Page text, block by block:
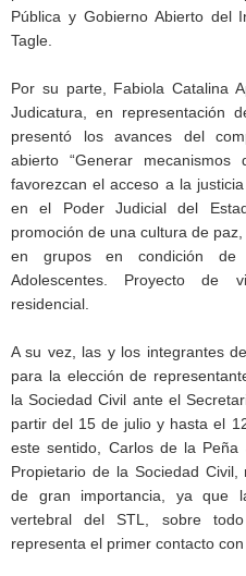
Pública y Gobierno Abierto del
Tagle.
Por su parte, Fabiola Catalina
Judicatura, en representación
presentó los avances del
abierto “Generar
favorezcan el acceso a la
en el Poder Judicial del
promoción de una cultura de
en grupos en condición de
Adolescentes. Proyecto de
residencial.
A su vez, las y los integrantes
para la elección de
la Sociedad Civil ante el
partir del 15 de julio y hasta el
este sentido, Carlos de la Peña
Propietario de la Sociedad
de gran importancia, ya que
vertebral del STL, sobre
representa el primer contacto con